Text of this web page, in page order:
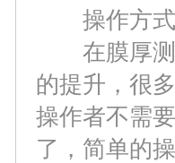
操作方式
在膜厚测
的提升，很
操作者不需
了，简单的